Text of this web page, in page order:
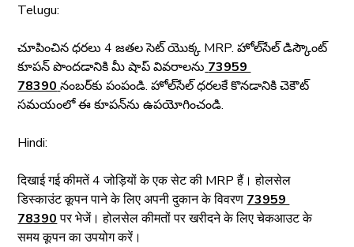
Telugu:
చూపించిన ధరలు 4 జతల సెట్ యొక్క MRP. హోల్‌సేల్ డిస్కౌంట్
కూపన్ పొందడానికి మీ షాప్ వివరాలను 73959
78390 నంబర్‌కు పంపండి. హోల్‌సేల్ ధరలకే కొనడానికి చెకౌట్
సమయంలో ఈ కూపన్‌ను ఉపయోగించండి.
Hindi:
दिखाई गई कीमतें 4 जोड़ियों के एक सेट की MRP हैं। होलसेल
डिस्काउंट कूपन पाने के लिए अपनी दुकान के विवरण 73959
78390 पर भेजें। होलसेल कीमतों पर खरीदने के लिए चेकआउट के
समय कूपन का उपयोग करें।